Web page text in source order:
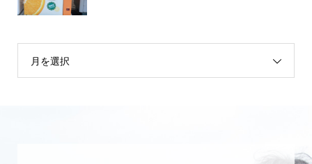
月を選択